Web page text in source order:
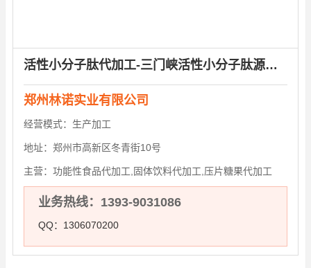
活性小分子肽代加工-三门峡活性小分子肽源头厂家-郑州林诺
郑州林诺实业有限公司
经营模式： 生产加工
地址： 郑州市高新区冬青街10号
主营： 功能性食品代加工,固体饮料代加工,压片糖果代加工
业务热线：1393-9031086
QQ：1306070200